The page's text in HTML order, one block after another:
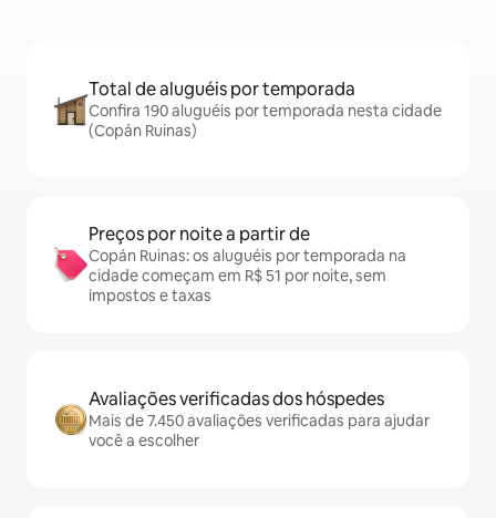
Total de aluguéis por temporada
Confira 190 aluguéis por temporada nesta cidade
(Copán Ruinas)
Preços por noite a partir de
Copán Ruinas: os aluguéis por temporada na
cidade começam em R$ 51 por noite, sem
impostos e taxas
Avaliações verificadas dos hóspedes
Mais de 7.450 avaliações verificadas para ajudar
você a escolher